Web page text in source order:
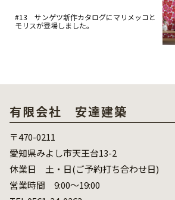
#13 サンゲツ新作カタログにマリメッコと
モリスが登場しました。
有限会社 安達建築
〒470-0211
愛知県みよし市天王台13-2
休業日 土・日(ご予約打ち合わせ日)
営業時間 9:00～19:00